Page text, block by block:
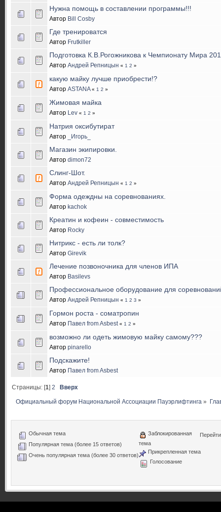
Нужна помощь в составлении программы!!!
Автор Bill Cosby
Где тренироватся
Автор Frutkiller
Подготовка К.В.Рогожникова к Чемпионату Мира
Автор Андрей Репницын « 1 2 »
какую майку лучше приобрести!?
Автор ASTANA « 1 2 »
Жимовая майка
Автор Lev « 1 2 »
Натрия оксибутират
Автор _Игорь_
Магазин экипировки.
Автор dimon72
Слинг-Шот.
Автор Андрей Репницын « 1 2 »
Форма одеждны на соревнованиях.
Автор kachok
Креатин и кофеин - совместимость
Автор Rocky
Нитрикс - есть ли толк?
Автор Girevik
Лечение позвоночника для членов ИПА
Автор Basilevs
Профессиональное оборудование для
Автор Андрей Репницын « 1 2 3 »
Гормон роста - соматропин
Автор Павел from Asbest « 1 2 »
возможно ли одеть жимовую майку самому???
Автор pinarello
Подскажите!
Автор Павел from Asbest
Страницы: [1]2 Вверх
Официальный форум Национальной Ассоциации Пауэрлифтинга »
Обычная тема
Популярная тема (более 15 ответов)
Очень популярная тема (более 30 ответов)
Заблокированная
тема
Прикрепленная тема
Голосование